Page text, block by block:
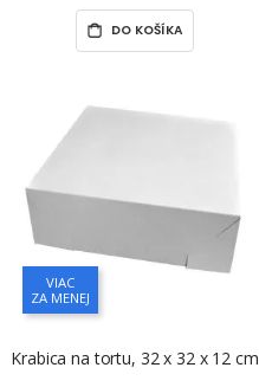
DO KOŠÍKA
VIAC
ZA MENEJ
Krabica na tortu, 32 x 32 x 12 cm